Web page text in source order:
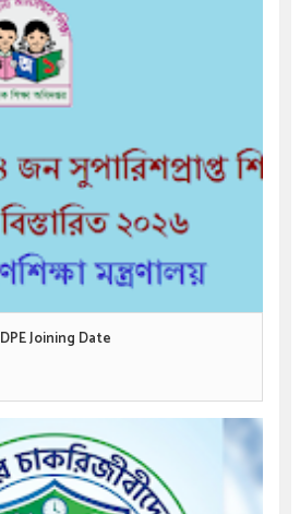
DPE Joining Date